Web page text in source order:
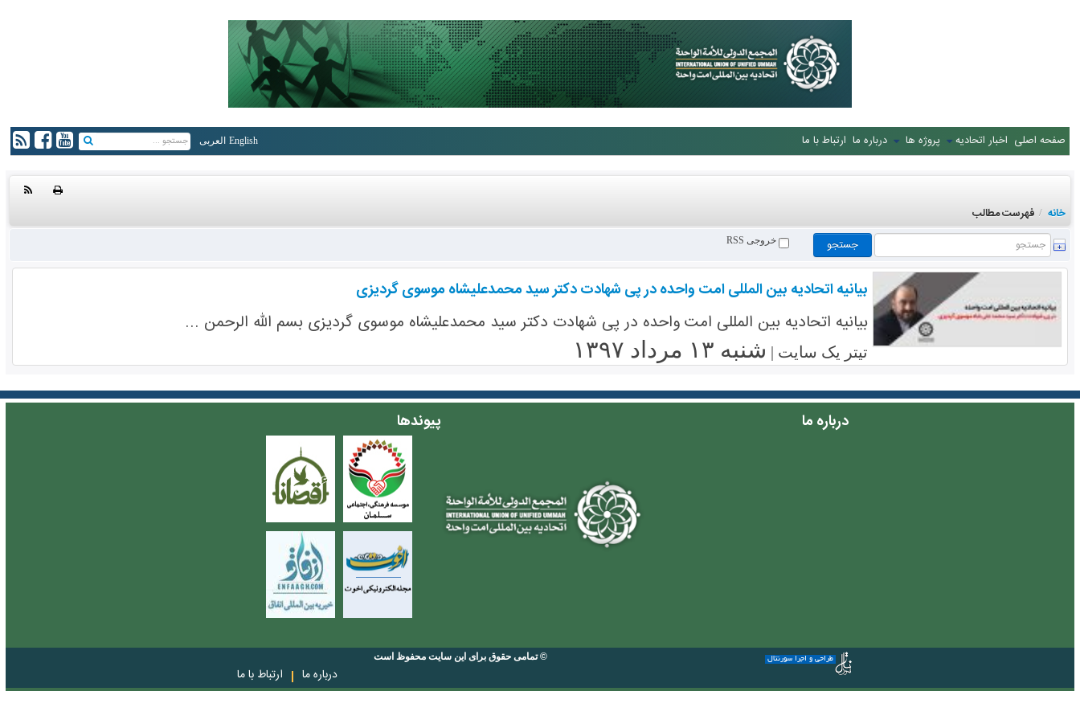
English العربی صفحه اصلی اخبار اتحادیه پروژه ها درباره ما ارتباط با ما
خانه / فهرست مطالب
خروجی RSS
بیانیه اتحادیه بین المللی امت واحده در پی شهادت دکتر سید محمدعلی‏شاه موسوی گردیزی
بیانیه اتحادیه بین المللی امت واحده در پی شهادت دکتر سید محمدعلی‏شاه موسوی گردیزی بسم الله الرحمن ...
تیتر یک سایت | شنبه ۱۳ مرداد ۱۳۹۷
درباره ما پیوندها
طراحی و اجرا سورنتال © تمامی حقوق برای این سایت محفوظ است
درباره ما ارتباط با ما